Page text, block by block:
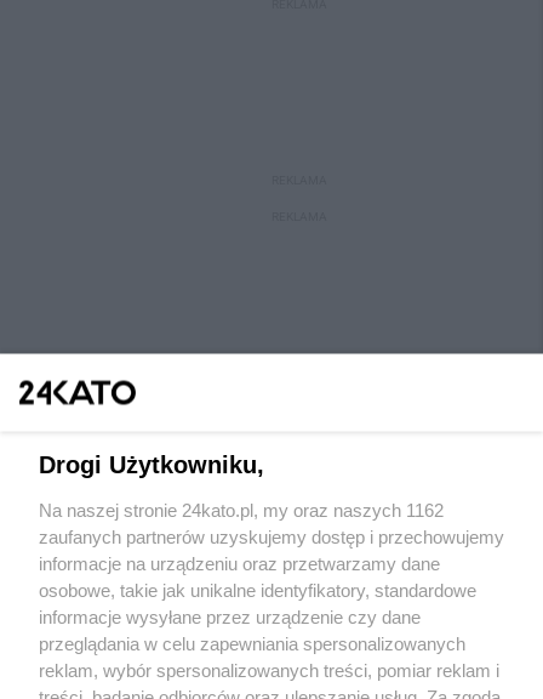
Wydawca mediów lokalnych
Nie zapomnij
Drogi Użytkowniku,
Na naszej stronie 24kato.pl, my oraz naszych 1162
zaufanych partnerów uzyskujemy dostęp i przechowujemy
informacje na urządzeniu oraz przetwarzamy dane
osobowe, takie jak unikalne identyfikatory, standardowe
informacje wysyłane przez urządzenie czy dane
przeglądania w celu zapewniania spersonalizowanych
reklam, wybór spersonalizowanych treści, pomiar reklam i